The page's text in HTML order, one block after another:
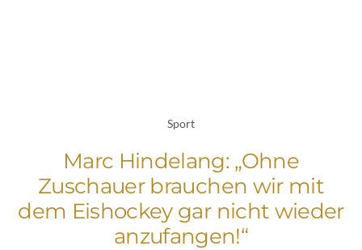
Sport
Marc Hindelang: „Ohne
Zuschauer brauchen wir mit
dem Eishockey gar nicht wieder
anzufangen!“